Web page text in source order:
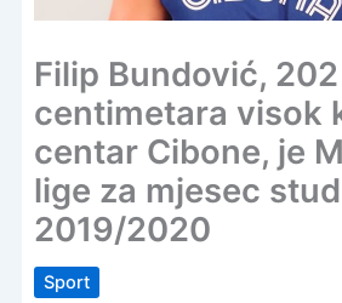
Filip Bundović, 202
centimetara visok
centar Cibone, je
lige za mjesec
2019/2020
Sport